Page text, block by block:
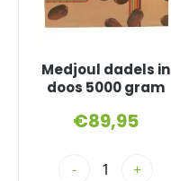
Medjoul dadels in
doos 5000 gram
€89,95
- +